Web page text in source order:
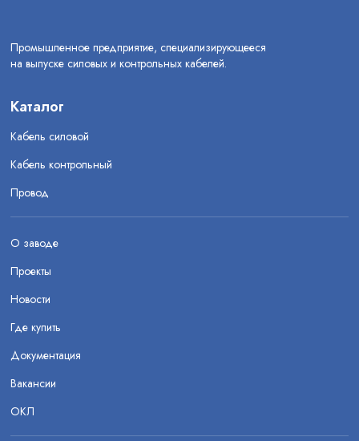
Промышленное предприятие, специализирующееся
на выпуске силовых и контрольных кабелей.
Каталог
Кабель силовой
Кабель контрольный
Провод
О заводе
Проекты
Новости
Где купить
Документация
Вакансии
ОКЛ